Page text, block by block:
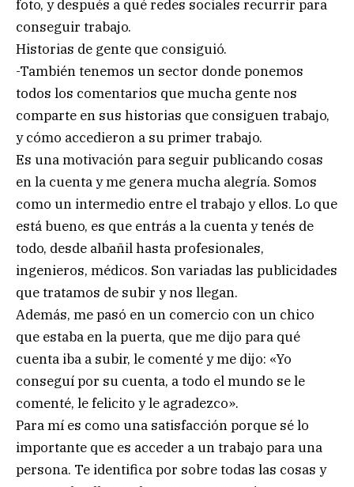
foto, y después a qué redes sociales recurrir para
conseguir trabajo.
Historias de gente que consiguió.
-También tenemos un sector donde ponemos
todos los comentarios que mucha gente nos
comparte en sus historias que consiguen trabajo,
y cómo accedieron a su primer trabajo.
Es una motivación para seguir publicando cosas
en la cuenta y me genera mucha alegría. Somos
como un intermedio entre el trabajo y ellos. Lo que
está bueno, es que entrás a la cuenta y tenés de
todo, desde albañil hasta profesionales,
ingenieros, médicos. Son variadas las publicidades
que tratamos de subir y nos llegan.
Además, me pasó en un comercio con un chico
que estaba en la puerta, que me dijo para qué
cuenta iba a subir, le comenté y me dijo: «Yo
conseguí por su cuenta, a todo el mundo se le
comenté, le felicito y le agradezco».
Para mí es como una satisfacción porque sé lo
importante que es acceder a un trabajo para una
persona. Te identifica por sobre todas las cosas y